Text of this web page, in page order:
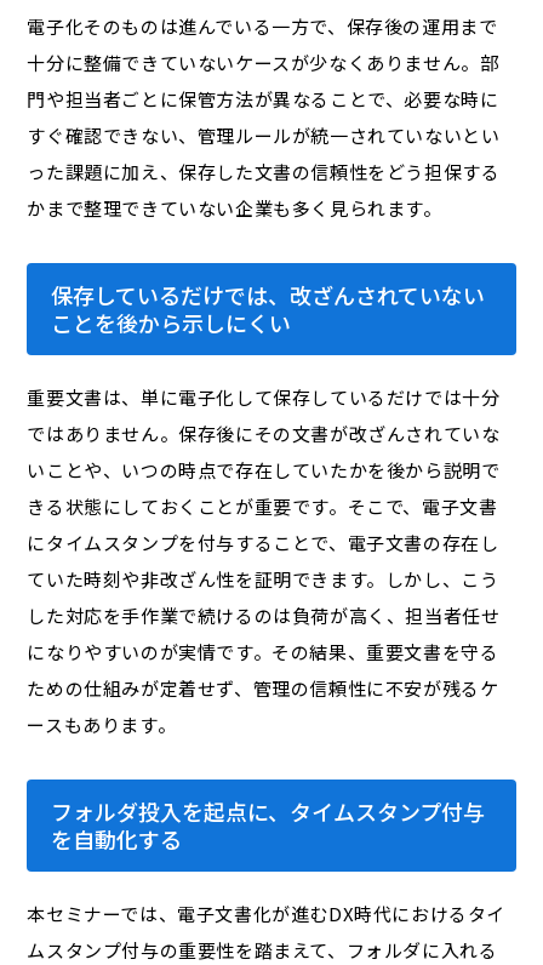
電子化そのものは進んでいる一方で、保存後の運用まで
十分に整備できていないケースが少なくありません。部
門や担当者ごとに保管方法が異なることで、必要な時に
すぐ確認できない、管理ルールが統一されていないとい
った課題に加え、保存した文書の信頼性をどう担保する
かまで整理できていない企業も多く見られます。
保存しているだけでは、改ざんされていない
ことを後から示しにくい
重要文書は、単に電子化して保存しているだけでは十分
ではありません。保存後にその文書が改ざんされていな
いことや、いつの時点で存在していたかを後から説明で
きる状態にしておくことが重要です。そこで、電子文書
にタイムスタンプを付与することで、電子文書の存在し
ていた時刻や非改ざん性を証明できます。しかし、こう
した対応を手作業で続けるのは負荷が高く、担当者任せ
になりやすいのが実情です。その結果、重要文書を守る
ための仕組みが定着せず、管理の信頼性に不安が残るケ
ースもあります。
フォルダ投入を起点に、タイムスタンプ付与
を自動化する
本セミナーでは、電子文書化が進むDX時代におけるタイ
ムスタンプ付与の重要性を踏まえて、フォルダに入れる